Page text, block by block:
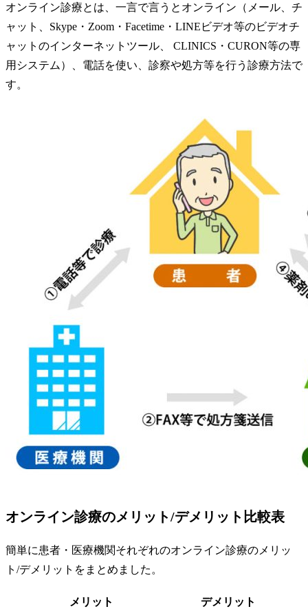
オンライン診療とは、一言で言うとオンライン（メール、チ
ャット、Skype・Zoom・Facetime・LINEビデオ等のビデオチ
ャットのインターネットツール、 CLINICS・CURON等の専
用システム）、電話を使い、診察や処方等を行う診療方法で
す。
オンライン診療のメリット/デメリット比較表
簡単に患者・医療機関それぞれのオンライン診療のメリッ
ト/デメリットをまとめました。
メリット デメリット